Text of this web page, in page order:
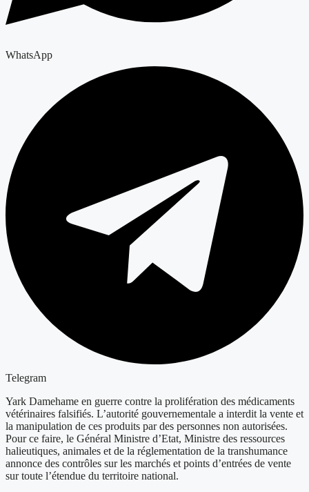
WhatsApp
Telegram
Yark Damehame en guerre contre la prolifération des médicaments
vétérinaires falsifiés. L’autorité gouvernementale a interdit la vente et
la manipulation de ces produits par des personnes non autorisées.
Pour ce faire, le Général Ministre d’Etat, Ministre des ressources
halieutiques, animales et de la réglementation de la transhumance
annonce des contrôles sur les marchés et points d’entrées de vente
sur toute l’étendue du territoire national.